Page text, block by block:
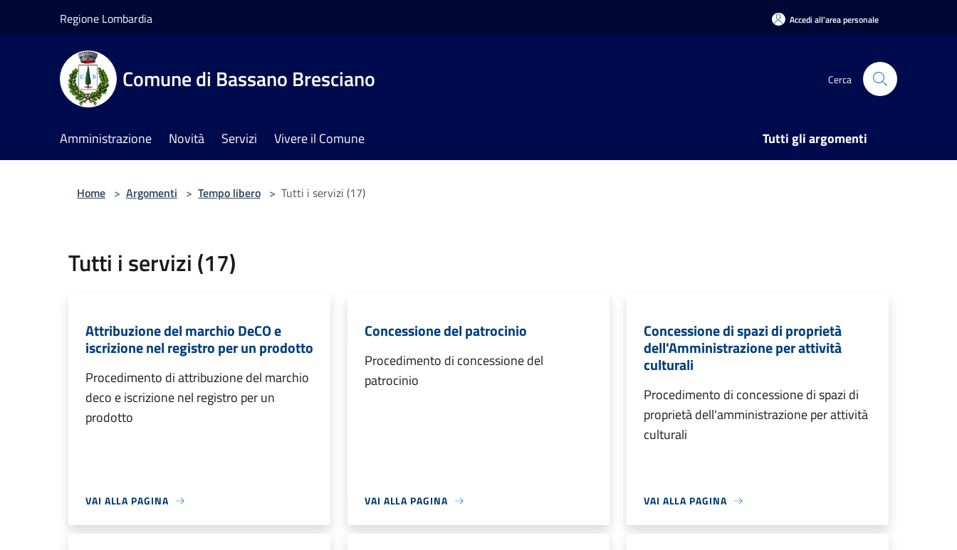
Regione Lombardia Accedi all'area personale
Comune di Bassano Bresciano Cerca
Amministrazione Novità Servizi Vivere il Comune Tutti gli argomenti
Home > Argomenti > Tempo libero > Tutti i servizi (17)
Tutti i servizi (17)
Attribuzione del marchio DeCO e
iscrizione nel registro per un prodotto
Procedimento di attribuzione del marchio
deco e iscrizione nel registro per un
prodotto
VAI ALLA PAGINA
Concessione del patrocinio
Procedimento di concessione del
patrocinio
VAI ALLA PAGINA
Concessione di spazi di proprietà
dell'Amministrazione per attività
culturali
Procedimento di concessione di spazi di
proprietà dell'amministrazione per attività
culturali
VAI ALLA PAGINA